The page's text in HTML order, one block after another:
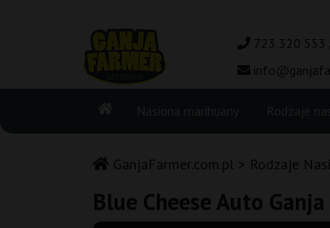
723 320 553
Nasiona marihuany Rodzaje
GanjaFarmer.com.pl Rodzaje
Blue Cheese Auto